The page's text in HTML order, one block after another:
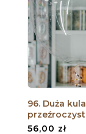
96. Duża kula
56,00 zł